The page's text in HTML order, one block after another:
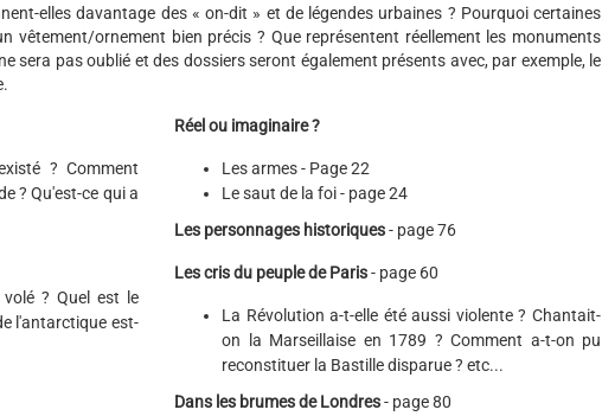
elles davantage des « on-dit » et de légendes urbaines ? Pourquoi certaines
vêtement/ornement bien précis ? Que représentent réellement les monuments
sera pas oublié et des dossiers seront également présents avec, par exemple, le
? Comment
? Qu'est-ce qui a
? Quel est le
l'antarctique est-
Réel ou imaginaire ?
Les armes - Page 22
Le saut de la foi - page 24
Les personnages historiques- page 76
Les cris du peuple de Paris- page 60
La Révolution a-t-elle été aussi violente ? Chantait-
on la Marseillaise en 1789 ? Comment a-t-on pu
reconstituer la Bastille disparue ? etc...
Dans les brumes de Londres- page 80